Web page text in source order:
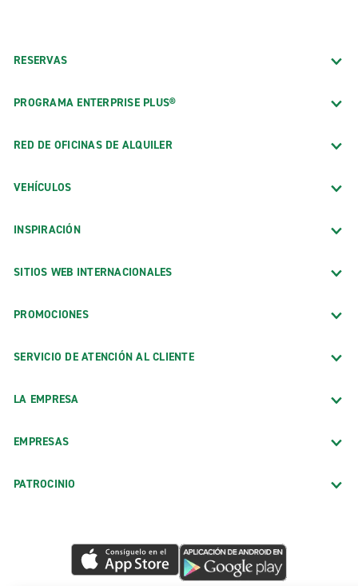
RESERVAS
PROGRAMA ENTERPRISE PLUS®
RED DE OFICINAS DE ALQUILER
VEHÍCULOS
INSPIRACIÓN
SITIOS WEB INTERNACIONALES
PROMOCIONES
SERVICIO DE ATENCIÓN AL CLIENTE
LA EMPRESA
EMPRESAS
PATROCINIO